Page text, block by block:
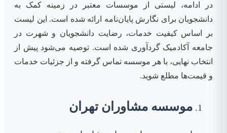
در ادامه، لیستی از موسسات معتبر در زمینه کمک به
دانشجویان برای نگارش پایان‌نامه ارائه شده است. این لیست
بر اساس کیفیت خدمات، رضایت دانشجویان و شهرت در
جامعه آکادمیک گردآوری شده است. توصیه می‌شود پیش از
انتخاب نهایی، با هر موسسه تماس گرفته و از جزئیات خدمات
و قیمت‌ها مطلع شوید.
موسسه مشاوران تهران